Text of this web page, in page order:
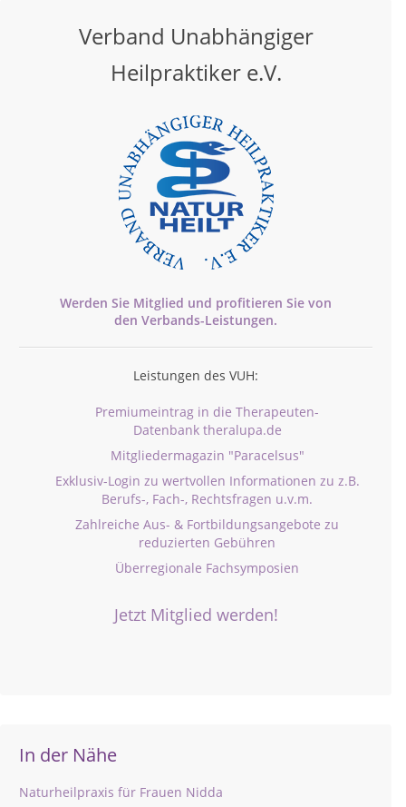
Verband Unabhängiger
Heilpraktiker e.V.
Werden Sie Mitglied und profitieren Sie von
den Verbands-Leistungen.
Leistungen des VUH:
Premiumeintrag in die Therapeuten-
Datenbank theralupa.de
Mitgliedermagazin "Paracelsus"
Exklusiv-Login zu wertvollen Informationen zu z.B.
Berufs-, Fach-, Rechtsfragen u.v.m.
Zahlreiche Aus- & Fortbildungsangebote zu
reduzierten Gebühren
Überregionale Fachsymposien
Jetzt Mitglied werden!
In der Nähe
Naturheilpraxis für Frauen Nidda